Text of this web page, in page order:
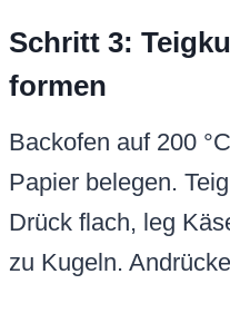
Schritt 3:
formen
Backofen auf 200
Papier belegen.
Drück flach, leg
zu Kugeln.